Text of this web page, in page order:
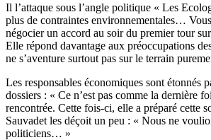
Il l’attaque sous l’angle politique « Les
plus de contraintes environnementales…
négocier un accord au soir du premier tour
Elle répond davantage aux préoccupations
ne s’aventure surtout pas sur le terrain
Les responsables économiques sont étonnés
dossiers : « Ce n’est pas comme la dernière
rencontrée. Cette fois-ci, elle a préparé cette
Sauvadet les déçoit un peu : « Nous ne
politiciens… »